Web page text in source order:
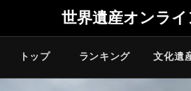
世界遺産オンラ
トップ ランキング 文化遺